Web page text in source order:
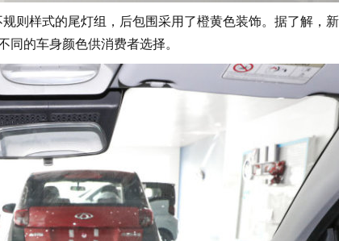
样式的尾灯组，后包围采用了橙黄色装饰。据了解，
的车身颜色供消费者选择。